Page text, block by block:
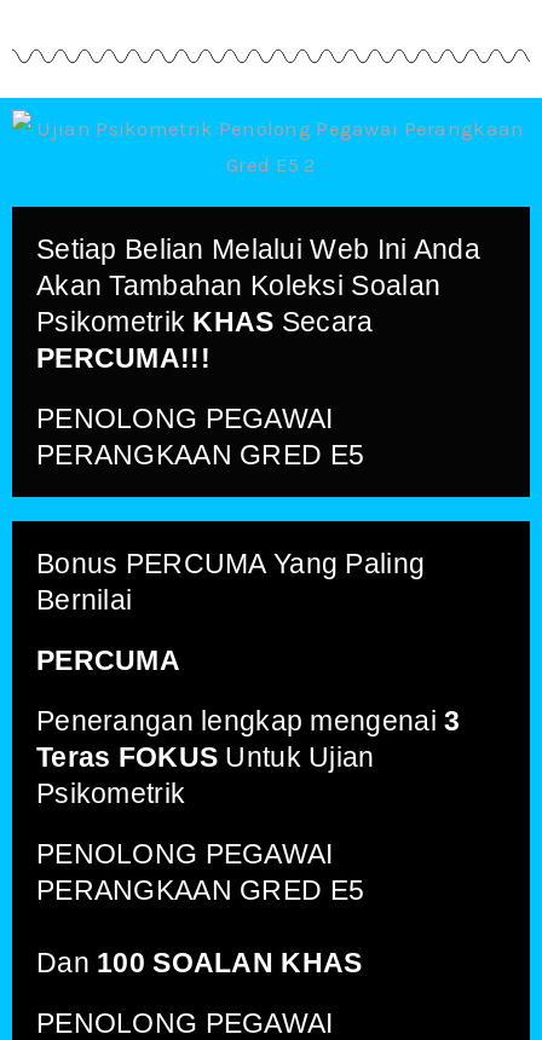
Setiap Belian Melalui Web Ini Anda
Akan Tambahan Koleksi Soalan
Psikometrik KHAS Secara
PERCUMA!!!
PENOLONG PEGAWAI
PERANGKAAN GRED E5
Bonus PERCUMA Yang Paling
Bernilai
PERCUMA
Penerangan lengkap mengenai3
Teras FOKUS Untuk Ujian
Psikometrik
PENOLONG PEGAWAI
PERANGKAAN GRED E5
Dan 100 SOALAN KHAS
PENOLONG PEGAWAI